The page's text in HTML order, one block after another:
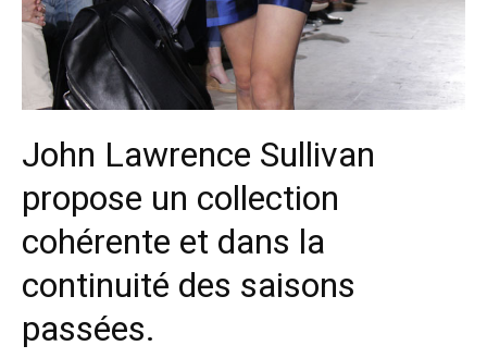
John Lawrence Sullivan
propose un collection
cohérente et dans la
continuité des saisons
passées.